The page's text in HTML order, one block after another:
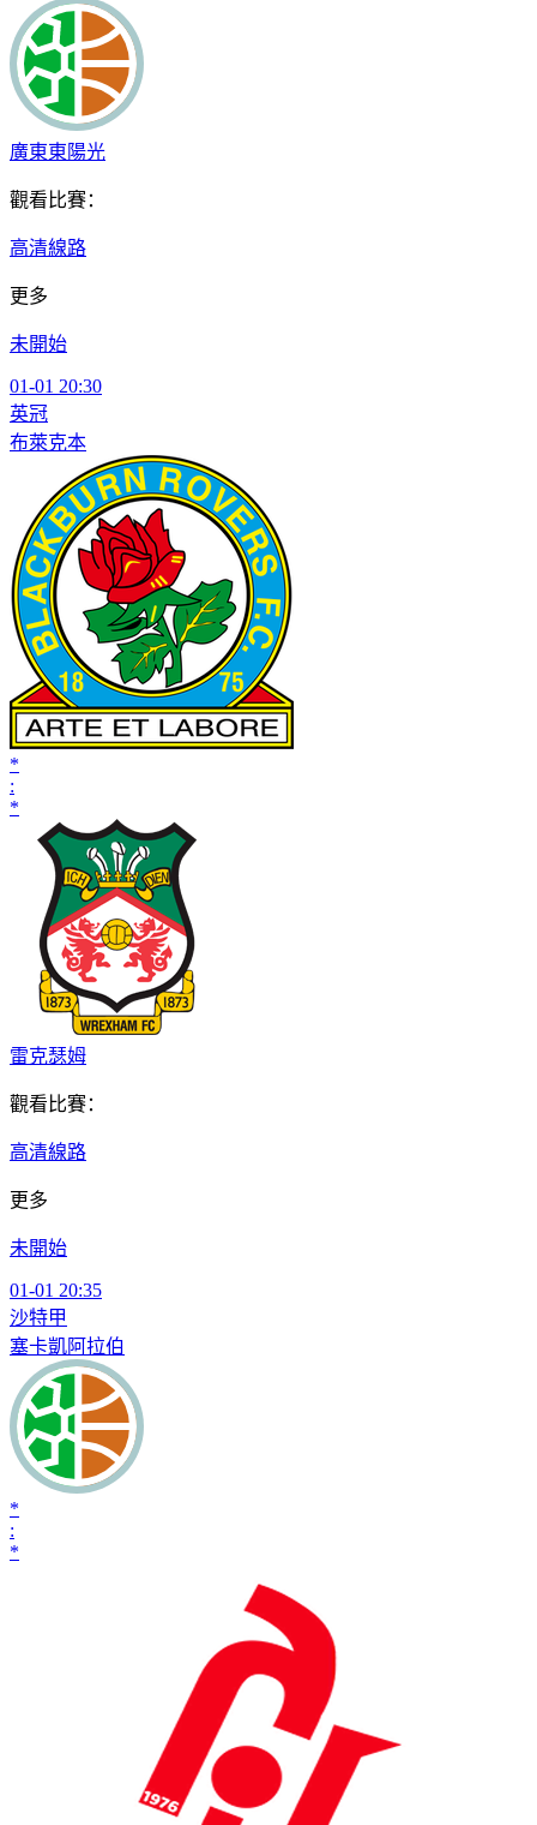
廣東東陽光
觀看比賽：
高清線路
更多
未開始
01-01 20:30
英冠
布萊克本
*
:
*
雷克瑟姆
觀看比賽：
高清線路
更多
未開始
01-01 20:35
沙特甲
塞卡凱阿拉伯
*
:
*